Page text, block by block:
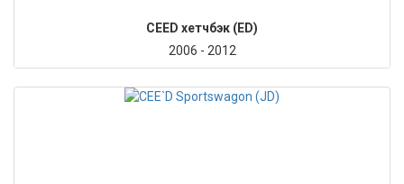
CEED хетчбэк (ED)
2006 - 2012